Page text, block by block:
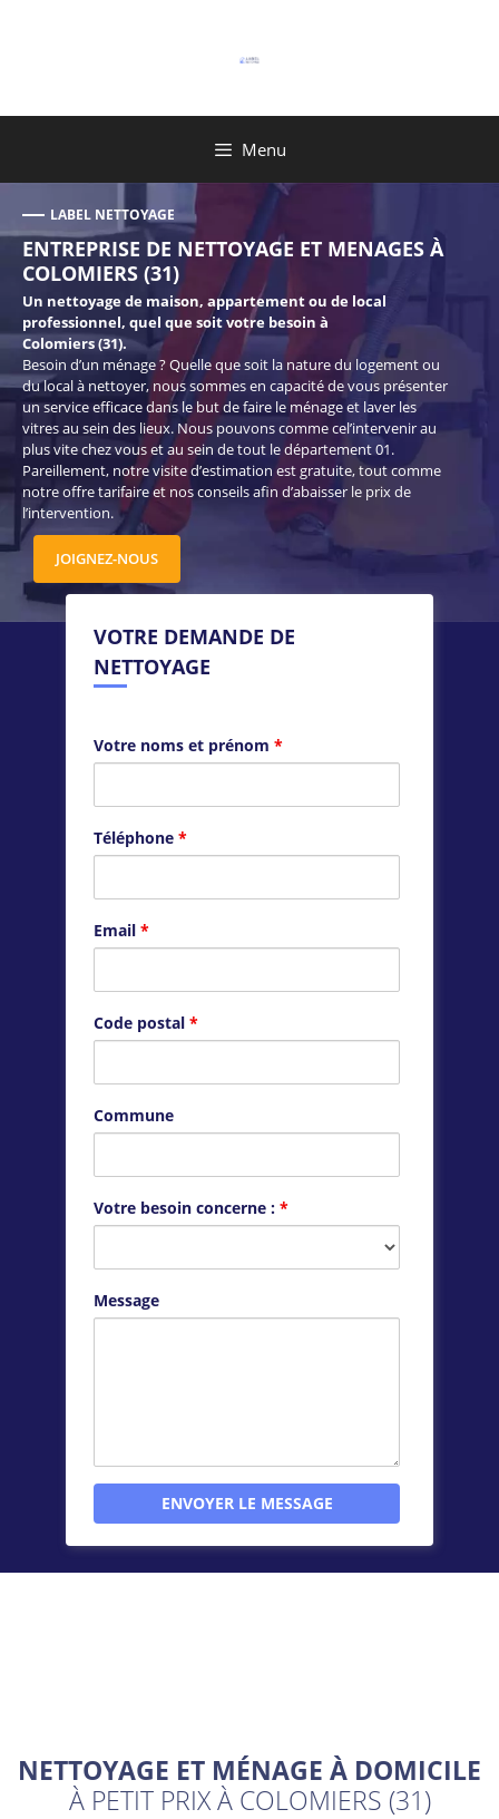
Menu
LABEL NETTOYAGE
ENTREPRISE DE NETTOYAGE ET MENAGES À
COLOMIERS (31)
Un nettoyage de maison, appartement ou de local
professionnel, quel que soit votre besoin à
Colomiers (31).
Besoin d’un ménage ? Quelle que soit la nature du logement ou
du local à nettoyer, nous sommes en capacité de vous présenter
un service efficace dans le but de faire le ménage et laver les
vitres au sein des lieux. Nous pouvons comme cel’intervenir au
plus vite chez vous et au sein de tout le département 01.
Pareillement, notre visite d’estimation est gratuite, tout comme
notre offre tarifaire et nos conseils afin d’abaisser le prix de
l’intervention.
JOIGNEZ-NOUS
VOTRE DEMANDE DE
NETTOYAGE
Votre noms et prénom *
Téléphone *
Email *
Code postal *
Commune
Votre besoin concerne : *
Message
NETTOYAGE ET MÉNAGE À DOMICILE
À PETIT PRIX À COLOMIERS (31)